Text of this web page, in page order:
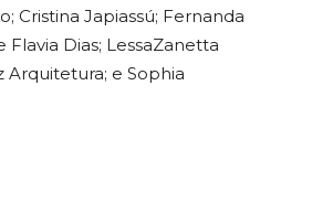
Cristina Japiassú; Fernanda
Dias; LessaZanetta
Arquitetura; e Sophia